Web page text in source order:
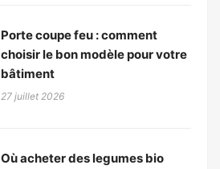
Porte coupe feu : comment
choisir le bon modèle pour votre
bâtiment
27 juillet 2026
Où acheter des legumes bio